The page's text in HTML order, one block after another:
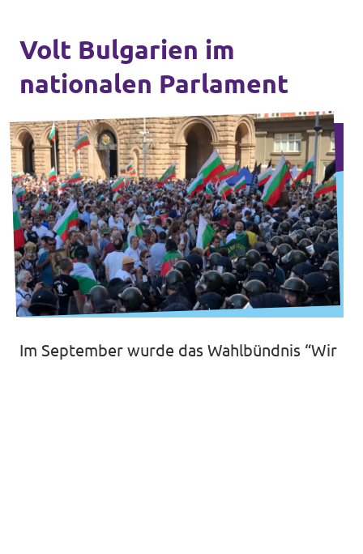
Volt in ganz Europa
Volt ist in über 30 Ländern in Europa vertreten.
Hier findest du Links zu den Websites von Volt
in anderen Ländern.
Volt Europa
Alle Volt Websites
Volt Bulgarien im
nationalen Parlament
Im September wurde das Wahlbündnis “Wir